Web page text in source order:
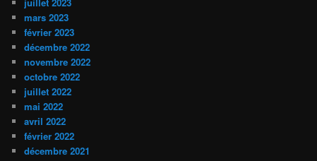
juillet 2023
mars 2023
février 2023
décembre 2022
novembre 2022
octobre 2022
juillet 2022
mai 2022
avril 2022
février 2022
décembre 2021